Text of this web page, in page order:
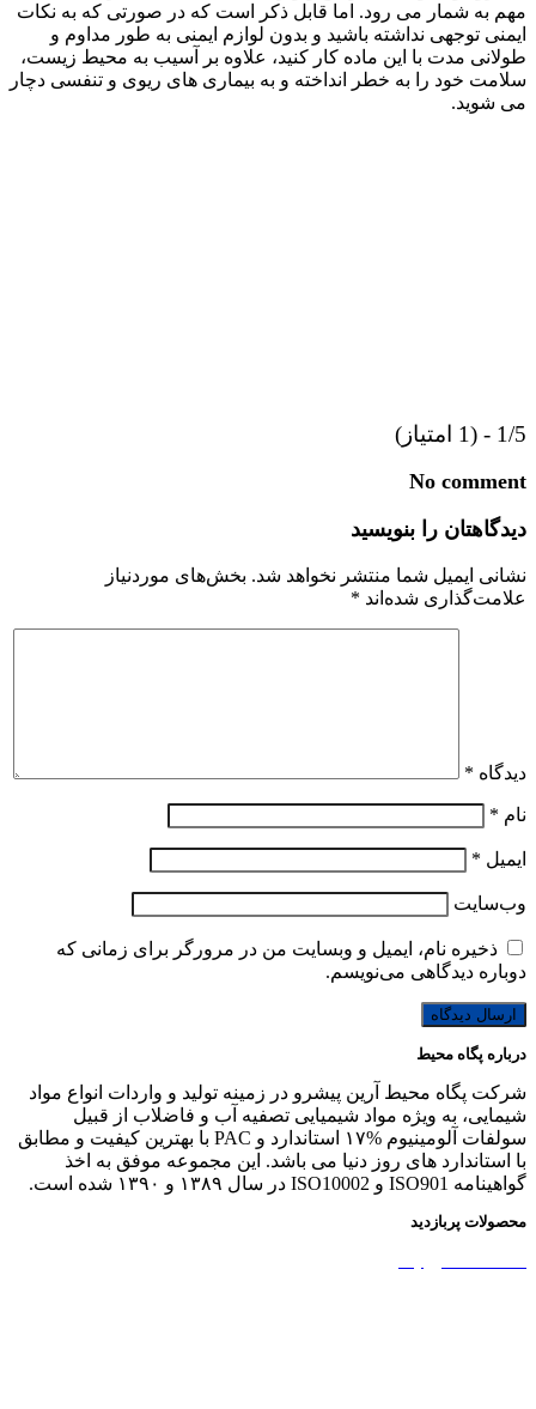
مهم به شمار می رود. اما قابل ذکر است که در صورتی که به نکات
ایمنی توجهی نداشته باشید و بدون لوازم ایمنی به طور مداوم و
طولانی مدت با این ماده کار کنید، علاوه بر آسیب به محیط زیست،
سلامت خود را به خطر انداخته و به بیماری های ریوی و تنفسی دچار
می شوید.
1/5 - (1 امتیاز)
No comment
دیدگاهتان را بنویسید
نشانی ایمیل شما منتشر نخواهد شد. بخش‌های موردنیاز
علامت‌گذاری شده‌اند *
دیدگاه *
نام *
ایمیل *
وب‌سایت
ذخیره نام، ایمیل و وبسایت من در مرورگر برای زمانی که
دوباره دیدگاهی می‌نویسم.
درباره پگاه محیط
شرکت پگاه محیط آرین پیشرو در زمینه تولید و واردات انواع مواد
شیمایی، به ویژه مواد شیمیایی تصفیه آب و فاضلاب از قبیل
سولفات آلومینیوم %۱۷ استاندارد و PAC با بهترین کیفیت و مطابق
با استاندارد های روز دنیا می باشد. این مجموعه موفق به اخذ
گواهینامه ISO901 و ISO10002 در سال ۱۳۸۹ و ۱۳۹۰ شده است.
محصولات پربازدید